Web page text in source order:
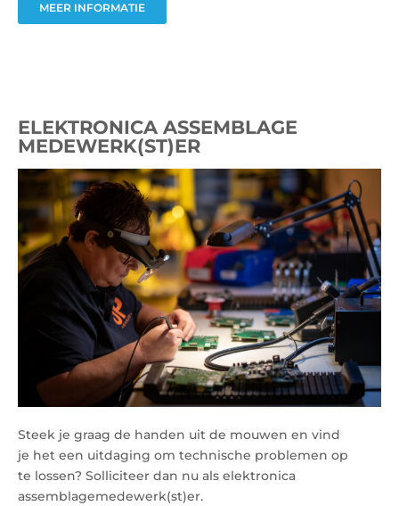
MEER INFORMATIE
ELEKTRONICA ASSEMBLAGE
MEDEWERK(ST)ER
Steek je graag de handen uit de mouwen en vind
je het een uitdaging om technische problemen op
te lossen? Solliciteer dan nu als elektronica
assemblagemedewerk(st)er.